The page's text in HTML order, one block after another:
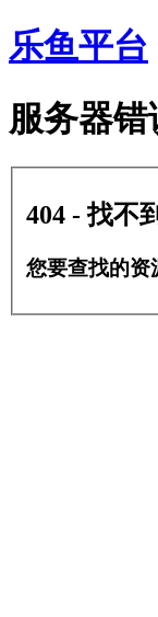
乐鱼平台
服务器错
404 - 找不
您要查找的资